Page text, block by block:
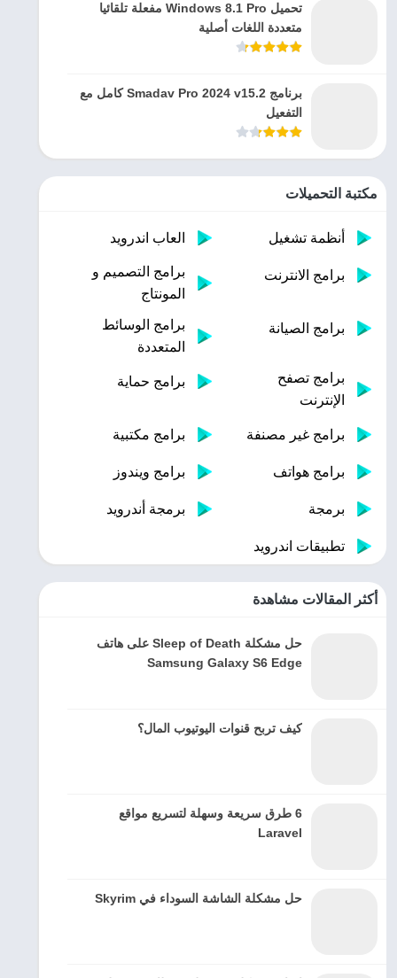
تحميل Windows 8.1 Pro مفعلة تلقائيا
متعددة اللغات أصلية
برنامج Smadav Pro 2024 v15.2 كامل مع
التفعيل
مكتبة التحميلات
أنظمة تشغيل العاب اندرويد
برامج الانترنت
برامج التصميم و
المونتاج
برامج الصيانة
برامج الوسائط
المتعددة
برامج تصفح
الإنترنت
برامج حماية
برامج غير مصنفة برامج مكتبية
برامج هواتف برامج ويندوز
برمجة برمجة أندرويد
تطبيقات اندرويد
أكثر المقالات مشاهدة
حل مشكلة Sleep of Death على هاتف
Samsung Galaxy S6 Edge
كيف تربح قنوات اليوتيوب المال؟
6 طرق سريعة وسهلة لتسريع مواقع
Laravel
حل مشكلة الشاشة السوداء في Skyrim